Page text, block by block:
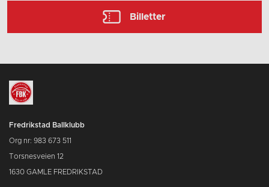
Billetter
Fredrikstad Ballklubb
Org nr: 983 673 511
Torsnesveien 12
1630 GAMLE FREDRIKSTAD